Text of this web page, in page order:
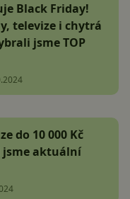
Black Friday!
televize i chytrá
jsme TOP
do 10 000 Kč
jsme aktuální